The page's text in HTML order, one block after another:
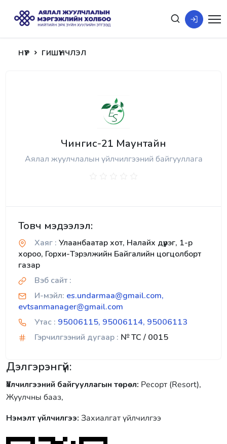
НҮҮР ГИШҮҮНЧЛЭЛ
Чингис-21 Маунтайн
Аялал жуулчлалын үйлчилгээний байгууллага
Товч мэдээлэл:
Хаяг : Улаанбаатар хот, Налайх дүүрэг, 1-р
хороо, Горхи-Тэрэлжийн Байгалийн цогцолборт
газар
Вэб сайт :
И-мэйл: es.undarmaa@gmail.com,
evtsanmanager@gmail.com
Утас : 95006115, 95006114, 95006113
Гэрчилгээний дугаар : № TC / 0015
Дэлгэрэнгүй:
Үйлчилгээний байгууллагын төрөл: Ресорт (Resort),
Жуулчны бааз,
Нэмэлт үйлчилгээ: Захиалгат үйлчилгээ